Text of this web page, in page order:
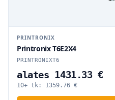
PRINTRONIX
Printronix T6E2X4
PRINTRONIXT6
alates 1431.33 €
10+ tk: 1359.76 €